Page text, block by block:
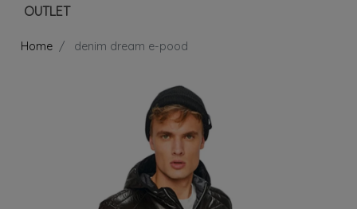
OUTLET
Home denim dream e-pood